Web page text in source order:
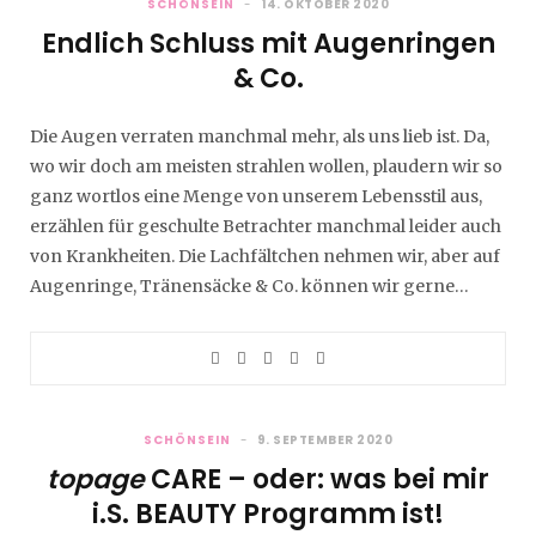
SCHÖNSEIN 14. OKTOBER 2020
Endlich Schluss mit Augenringen
& Co.
Die Augen verraten manchmal mehr, als uns lieb ist. Da,
wo wir doch am meisten strahlen wollen, plaudern wir so
ganz wortlos eine Menge von unserem Lebensstil aus,
erzählen für geschulte Betrachter manchmal leider auch
von Krankheiten. Die Lachfältchen nehmen wir, aber auf
Augenringe, Tränensäcke & Co. können wir gerne…
SCHÖNSEIN 9. SEPTEMBER 2020
topageCARE – oder: was bei mir
i.S. BEAUTY Programm ist!